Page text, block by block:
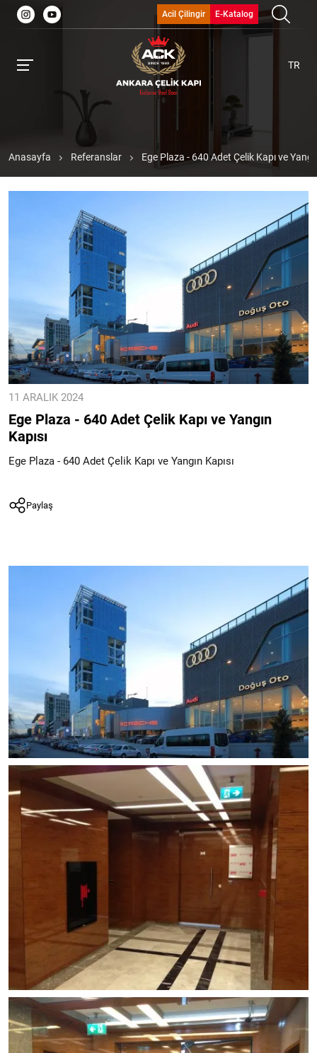
Acil Çilingir E-Katalog
TR
Anasayfa Referanslar Ege Plaza - 640 Adet Çelik Kapı ve
11 ARALIK 2024
Ege Plaza - 640 Adet Çelik Kapı ve Yangın
Kapısı
Ege Plaza - 640 Adet Çelik Kapı ve Yangın Kapısı
Paylaş